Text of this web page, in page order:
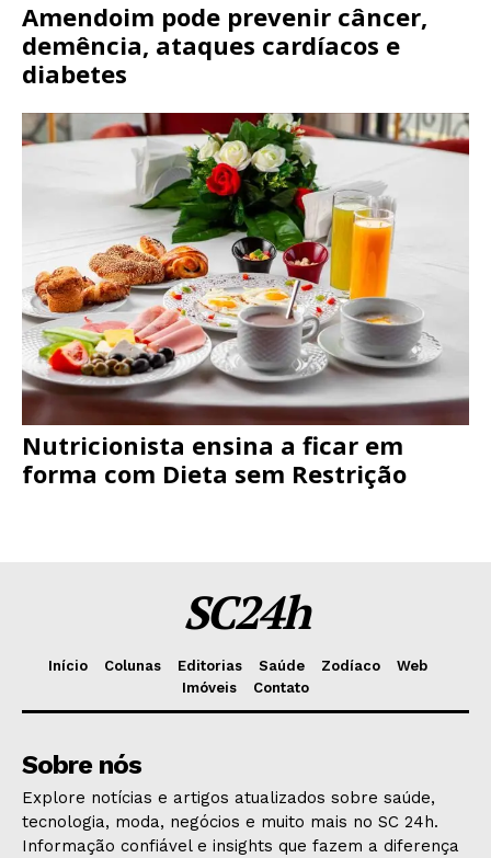
Amendoim pode prevenir câncer,
demência, ataques cardíacos e
diabetes
Nutricionista ensina a ficar em
forma com Dieta sem Restrição
SC24h
Início Colunas Editorias Saúde Zodíaco
Web
Imóveis
Contato
Sobre nós
Explore notícias e artigos atualizados sobre saúde,
tecnologia, moda, negócios e muito mais no SC 24h.
Informação confiável e insights que fazem a diferença